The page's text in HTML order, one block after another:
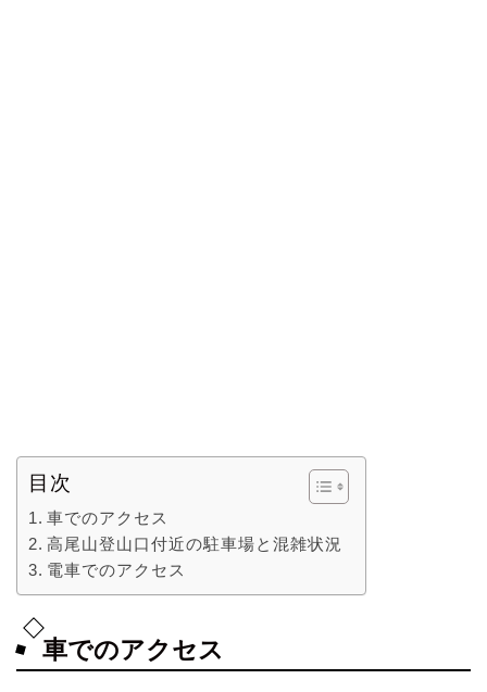
目次
車でのアクセス
高尾山登山口付近の駐車場と混雑状況
電車でのアクセス
車でのアクセス